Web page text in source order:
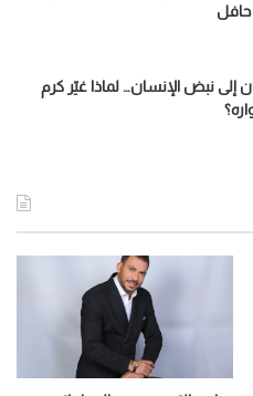
إلى نبض الإنسان… لماذا غيّر كرم